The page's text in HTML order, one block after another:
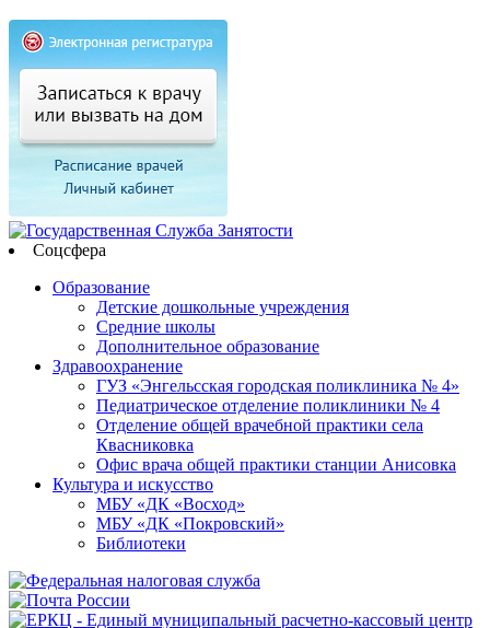
Соцсфера
Образование
Детские дошкольные учреждения
Средние школы
Дополнительное образование
Здравоохранение
ГУЗ «Энгельсская городская поликлиника № 4»
Педиатрическое отделение поликлиники № 4
Отделение общей врачебной практики села
Квасниковка
Офис врача общей практики станции Анисовка
Культура и искусство
МБУ «ДК «Восход»
МБУ «ДК «Покровский»
Библиотеки